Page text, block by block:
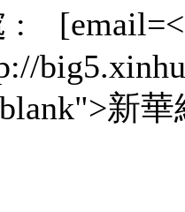
:
新華